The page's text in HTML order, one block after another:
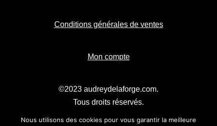
Conditions générales de ventes
Mon compte
©2023 audreydelaforge.com.
Tous droits réservés.
Nous utilisons des cookies pour vous garantir la meilleure